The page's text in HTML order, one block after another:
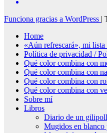
Funciona gracias a WordPress |
Home
«Aún refrescará», mi lista
Política de privacidad /
Qué color combina con
Qué color combina con
Qué color combina con
Qué color combina con
Sobre mí
Libros
Diario de un
Mugidos en blanco